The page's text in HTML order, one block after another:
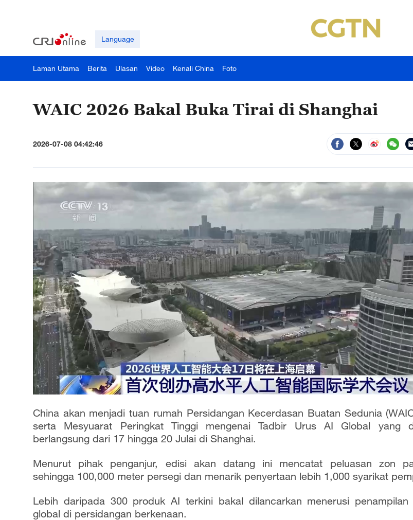
Language
Laman Utama Berita Ulasan Video Kenali China Foto
WAIC 2026 Bakal Buka Tirai di Shanghai
2026-07-08 04:42:46
China akan menjadi tuan rumah Persidangan Kecerdasan Buatan Sedunia
serta Mesyuarat Peringkat Tinggi mengenai Tadbir Urus AI Global yang
berlangsung dari 17 hingga 20 Julai di Shanghai.
Menurut pihak penganjur, edisi akan datang ini mencatat peluasan zon
sehingga 100,000 meter persegi dan menarik penyertaan lebih 1,000 syarikat
Lebih daripada 300 produk AI terkini bakal dilancarkan menerusi penampilan
global di persidangan berkenaan.